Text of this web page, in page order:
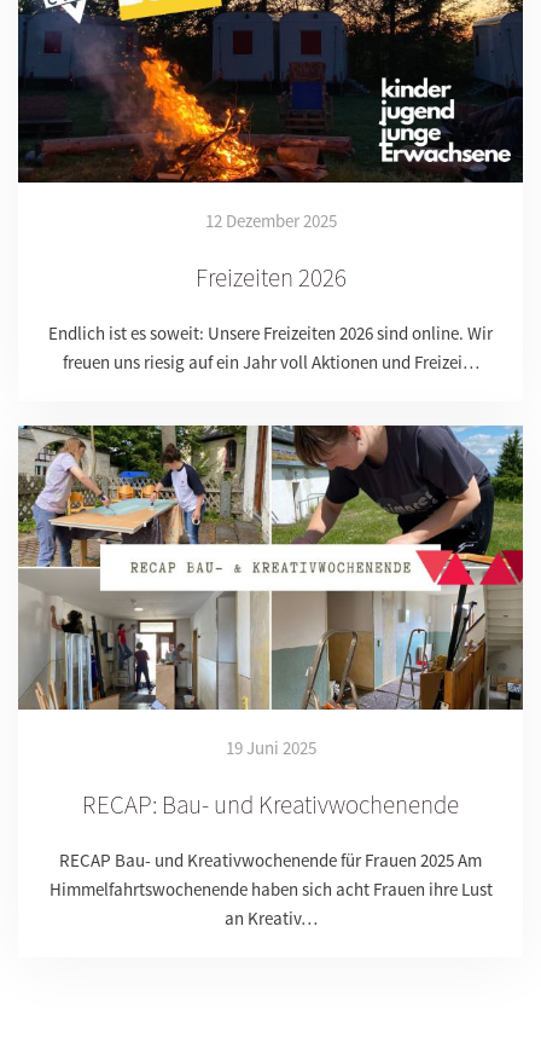
12 Dezember 2025
Freizeiten 2026
Endlich ist es soweit: Unsere Freizeiten 2026 sind online. Wir
freuen uns riesig auf ein Jahr voll Aktionen und Freizei…
19 Juni 2025
RECAP: Bau- und Kreativwochenende
RECAP Bau- und Kreativwochenende für Frauen 2025 Am
Himmelfahrtswochenende haben sich acht Frauen ihre Lust
an Kreativ…